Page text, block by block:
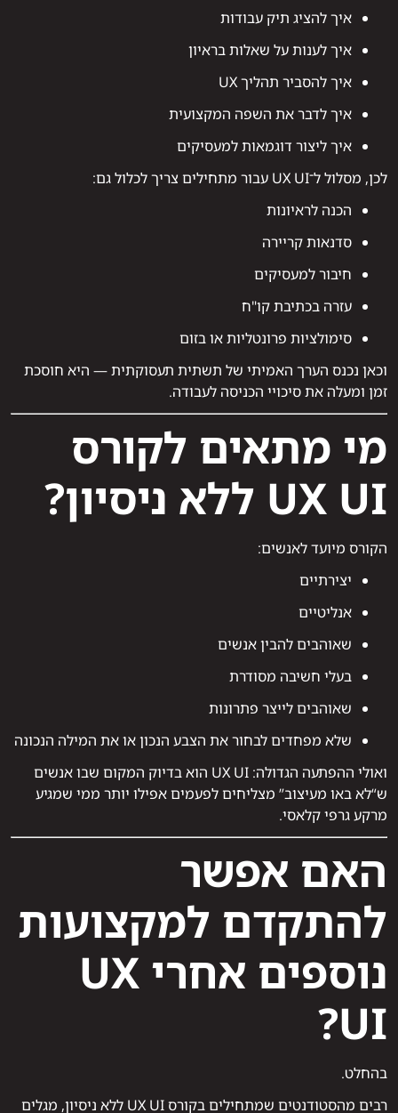
איך להציג תיק עבודות
איך לענות על שאלות בראיון
איך להסביר תהליך UX
איך לדבר את השפה המקצועית
איך ליצור דוגמאות למעסיקים
לכן, מסלול ל־UX UI עבור מתחילים צריך לכלול גם:
הכנה לראיונות
סדנאות קריירה
חיבור למעסיקים
עזרה בכתיבת קו"ח
סימולציות פרונטליות או בזום
וכאן נכנס הערך האמיתי של תשתית תעסוקתית — היא חוסכת
זמן ומעלה את סיכויי הכניסה לעבודה.
מי מתאים לקורס
UX UI ללא ניסיון?
הקורס מיועד לאנשים:
יצירתיים
אנליטיים
שאוהבים להבין אנשים
בעלי חשיבה מסודרת
שאוהבים לייצר פתרונות
שלא מפחדים לבחור את הצבע הנכון או את המילה הנכונה
ואולי ההפתעה הגדולה: UX UI הוא בדיוק המקום שבו אנשים
ש“לא באו מעיצוב” מצליחים לפעמים אפילו יותר ממי שמגיע
מרקע גרפי קלאסי.
האם אפשר
להתקדם למקצועות
נוספים אחרי UX
UI?
בהחלט.
רבים מהסטודנטים שמתחילים בקורס UX UI ללא ניסיון, מגלים